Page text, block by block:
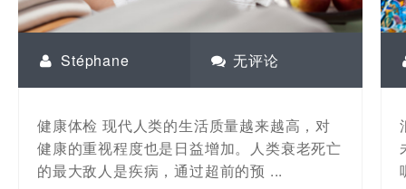
Stéphane 无评论
健康体检 现代人类的生活质量越来越高，对
健康的重视程度也是日益增加。人类衰老死亡
的最大敌人是疾病，通过超前的预 ...